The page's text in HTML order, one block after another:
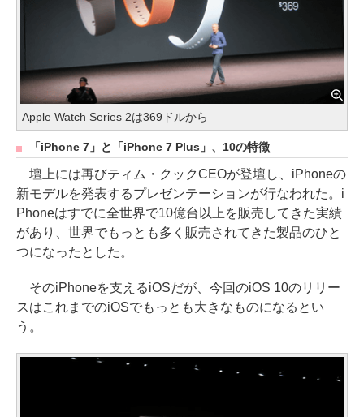
Apple Watch Series 2は369ドルから
「iPhone 7」と「iPhone 7 Plus」、10の特徴
壇上には再びティム・クックCEOが登壇し、iPhoneの
新モデルを発表するプレゼンテーションが行なわれた。i
Phoneはすでに全世界で10億台以上を販売してきた実績
があり、世界でもっとも多く販売されてきた製品のひと
つになったとした。
そのiPhoneを支えるiOSだが、今回のiOS 10のリリー
スはこれまでのiOSでもっとも大きなものになるとい
う。